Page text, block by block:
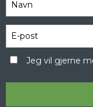
Jeg vil gjerne